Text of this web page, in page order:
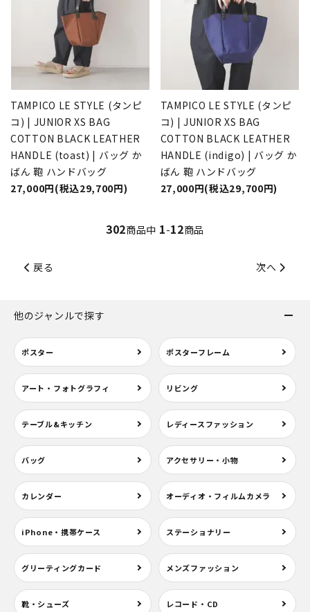
TAMPICO LE STYLE (タンピ
コ) | JUNIOR XS BAG
COTTON BLACK LEATHER
HANDLE (toast) | バッグ か
ばん 鞄 ハンドバッグ
27,000円(税込29,700円)
TAMPICO LE STYLE (タンピ
コ) | JUNIOR XS BAG
COTTON BLACK LEATHER
HANDLE (indigo) | バッグ か
ばん 鞄 ハンドバッグ
27,000円(税込29,700円)
302商品中 1-12商品
戻る 次へ
他のジャンルで探す
ポスター ポスターフレーム
アート・フォトグラフィ リビング
テーブル&キッチン レディースファッション
バッグ アクセサリー・小物
カレンダー オーディオ・フィルムカメラ
iPhone・携帯ケース ステーショナリー
グリーティングカード メンズファッション
靴・シューズ レコード・CD